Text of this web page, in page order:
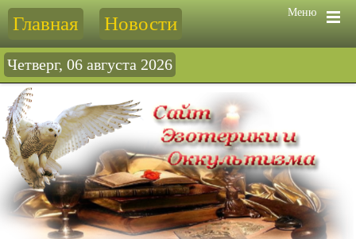
Меню
Главная Новости
Четверг, 06 августа 2026